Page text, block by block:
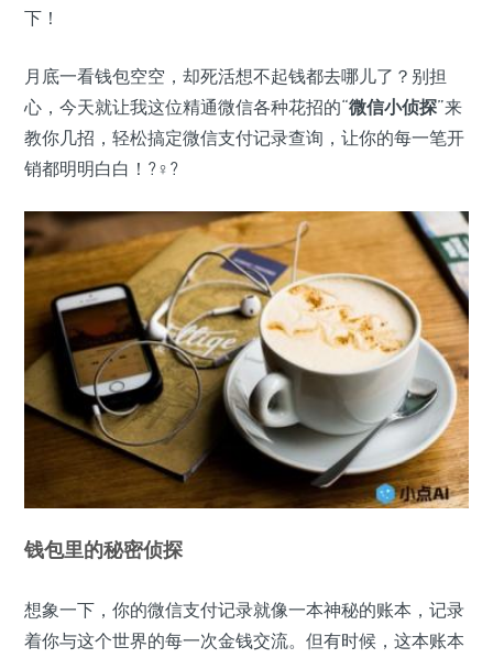
下！
月底一看钱包空空，却死活想不起钱都去哪儿了？别担
心，今天就让我这位精通微信各种花招的“微信小侦探”来
教你几招，轻松搞定微信支付记录查询，让你的每一笔开
销都明明白白！?️‍♀️?
钱包里的秘密侦探
想象一下，你的微信支付记录就像一本神秘的账本，记录
着你与这个世界的每一次金钱交流。但有时候，这本账本